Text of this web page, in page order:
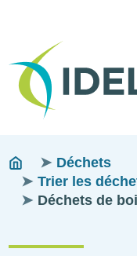
Fils
d'ariane
You
are
here:
Déchets
Trier les
Déchets de